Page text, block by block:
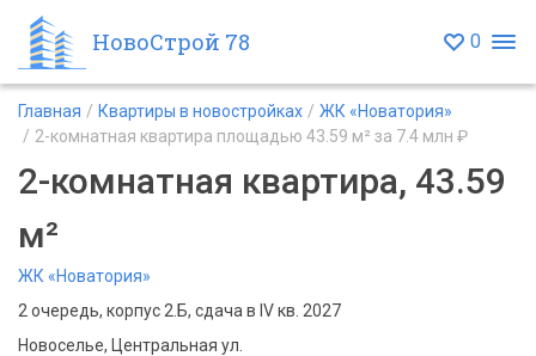
НовоСтрой 78 0
Главная Квартиры в новостройках
ЖК «Новатория»
2-комнатная квартира площадью 43.59 м² за 7.4 млн ₽
2-комнатная квартира, 43.59
м²
ЖК «Новатория»
2 очередь, корпус 2.Б, сдача в IV кв. 2027
Новоселье, Центральная ул.